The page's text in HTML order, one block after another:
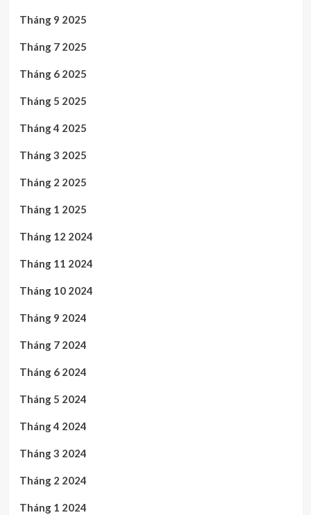
Tháng 9 2025
Tháng 7 2025
Tháng 6 2025
Tháng 5 2025
Tháng 4 2025
Tháng 3 2025
Tháng 2 2025
Tháng 1 2025
Tháng 12 2024
Tháng 11 2024
Tháng 10 2024
Tháng 9 2024
Tháng 7 2024
Tháng 6 2024
Tháng 5 2024
Tháng 4 2024
Tháng 3 2024
Tháng 2 2024
Tháng 1 2024